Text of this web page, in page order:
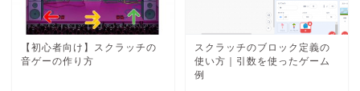
【初心者向け】スクラッチの
音ゲーの作り方
スクラッチのブロック定義の
使い方｜引数を使ったゲーム
例